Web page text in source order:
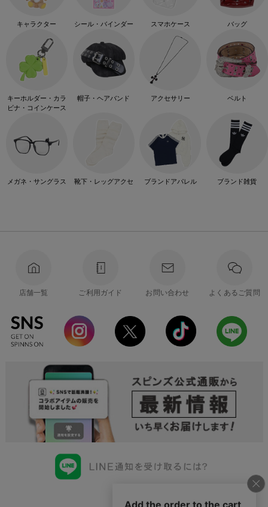
キャラクター シール・バインダー スマホケース バッグ
キーホルダー・カラ
ビナ・コインケース
帽子・ヘアバンド アクセサリー ベルト
メガネ・サングラス 靴下・レッグアクセ ブランドアパレル ブランド雑貨
店舗一覧 ご利用ガイド お問い合わせ よくあるご質問